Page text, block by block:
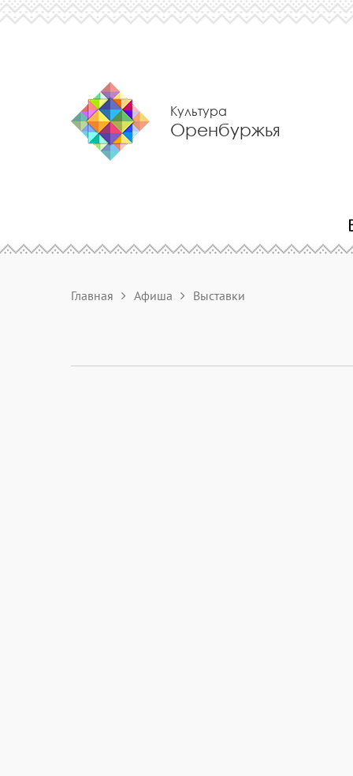
Культура
Оренбуржья
Главная Афиша Выставки